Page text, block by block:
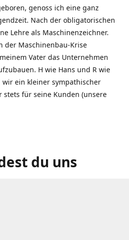
genoss ich eine ganz
Nach der obligatorischen
Lehre als Maschinenzeichner.
der Maschinenbau-Krise
Vater das Unternehmen
H wie Hans und R wie
wir ein kleiner sympathischer
stets für seine Kunden (unsere
du uns